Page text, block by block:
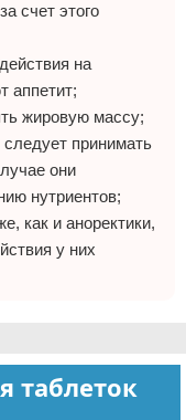
счет этого
на
аппетит;
жировую массу;
принимать
они
нутриентов;
как и аноректики,
у них
таблеток